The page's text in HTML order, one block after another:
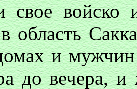
свое
область
и
до вечера,